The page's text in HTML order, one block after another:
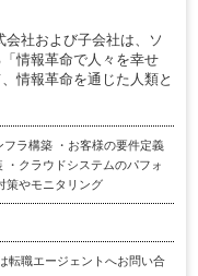
社および子会社は、ソ
情報革命で人々を幸せ
情報革命を通じた人類と
フラ構築 ・お客様の要件定義
クラウドシステムのパフォ
策やモニタリング
転職エージェントへお問い合